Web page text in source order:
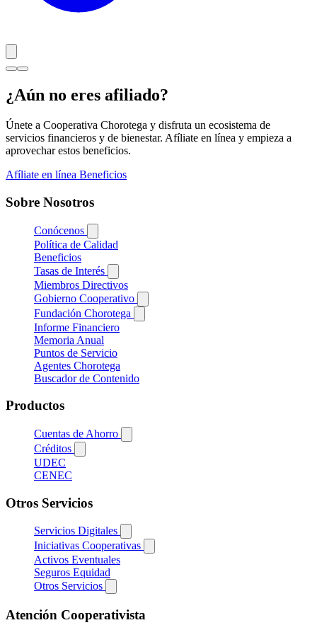
¿Aún no eres afiliado?
Únete a Cooperativa Chorotega y disfruta un ecosistema de
servicios financieros y de bienestar. Afíliate en línea y empieza a
aprovechar estos beneficios.
Afíliate en línea Beneficios
Sobre Nosotros
Conócenos
Política de Calidad
Beneficios
Tasas de Interés
Miembros Directivos
Gobierno Cooperativo
Fundación Chorotega
Informe Financiero
Memoria Anual
Puntos de Servicio
Agentes Chorotega
Buscador de Contenido
Productos
Cuentas de Ahorro
Créditos
UDEC
CENEC
Otros Servicios
Servicios Digitales
Iniciativas Cooperativas
Activos Eventuales
Seguros Equidad
Otros Servicios
Atención Cooperativista